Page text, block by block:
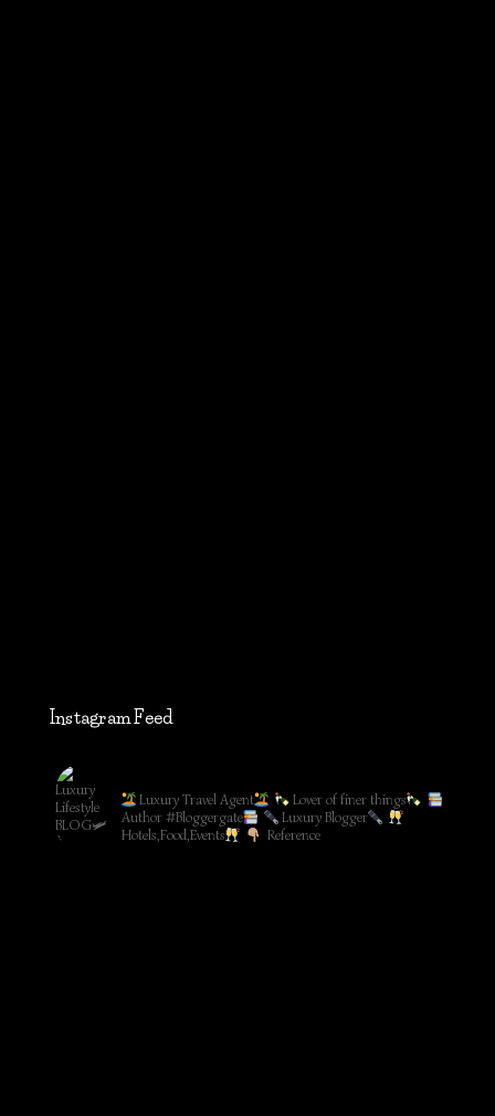
Instagram Feed
Luxury Travel Agent
Lover of finer things
Author #Bloggergate
Luxury Blogger
Hotels,Food,Events
Reference